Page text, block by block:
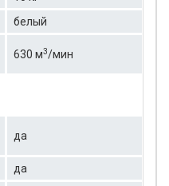
белый
630 м3/мин
да
да